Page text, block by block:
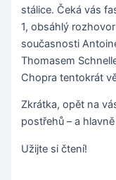
stálice. Čeká vás
1, obsáhlý
současnosti
Thomasem
Chopra tentokrát
Zkrátka, opět na
postřehů – a
Užijte si čtení!